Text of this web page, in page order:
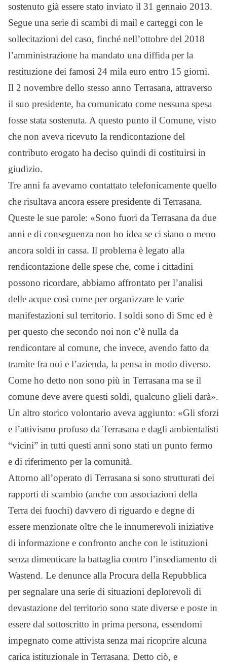
sostenuto già essere stato inviato il 31 gennaio 2013.
Segue una serie di scambi di mail e carteggi con le
sollecitazioni del caso, finché nell’ottobre del 2018
l’amministrazione ha mandato una diffida per la
restituzione dei famosi 24 mila euro entro 15 giorni.
Il 2 novembre dello stesso anno Terrasana, attraverso
il suo presidente, ha comunicato come nessuna spesa
fosse stata sostenuta. A questo punto il Comune, visto
che non aveva ricevuto la rendicontazione del
contributo erogato ha deciso quindi di costituirsi in
giudizio.
Tre anni fa avevamo contattato telefonicamente quello
che risultava ancora essere presidente di Terrasana.
Queste le sue parole: «Sono fuori da Terrasana da due
anni e di conseguenza non ho idea se ci siano o meno
ancora soldi in cassa. Il problema è legato alla
rendicontazione delle spese che, come i cittadini
possono ricordare, abbiamo affrontato per l’analisi
delle acque così come per organizzare le varie
manifestazioni sul territorio. I soldi sono di Smc ed è
per questo che secondo noi non c’è nulla da
rendicontare al comune, che invece, avendo fatto da
tramite fra noi e l’azienda, la pensa in modo diverso.
Come ho detto non sono più in Terrasana ma se il
comune deve avere questi soldi, qualcuno glieli darà».
Un altro storico volontario aveva aggiunto: «Gli sforzi
e l’attivismo profuso da Terrasana e dagli ambientalisti
“vicini” in tutti questi anni sono stati un punto fermo
e di riferimento per la comunità.
Attorno all’operato di Terrasana si sono strutturati dei
rapporti di scambio (anche con associazioni della
Terra dei fuochi) davvero di riguardo e degne di
essere menzionate oltre che le innumerevoli iniziative
di informazione e confronto anche con le istituzioni
senza dimenticare la battaglia contro l’insediamento di
Wastend. Le denunce alla Procura della Repubblica
per segnalare una serie di situazioni deplorevoli di
devastazione del territorio sono state diverse e poste in
essere dal sottoscritto in prima persona, essendomi
impegnato come attivista senza mai ricoprire alcuna
carica istituzionale in Terrasana. Detto ciò, e